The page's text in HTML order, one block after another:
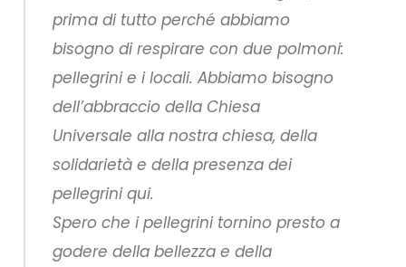
prima di tutto perché abbiamo
bisogno di respirare con due polmoni:
pellegrini e i locali. Abbiamo bisogno
dell’abbraccio della Chiesa
Universale alla nostra chiesa, della
solidarietà e della presenza dei
pellegrini qui.
Spero che i pellegrini tornino presto a
godere della bellezza e della